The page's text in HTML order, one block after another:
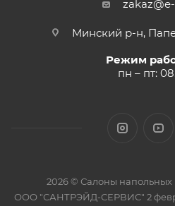
Минский р-н,
Режим
пн – пт:
2026 © Салоны
ООО "САНТРЭЙД-СЕРВИС" 2